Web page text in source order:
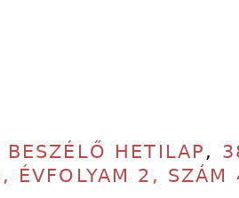
BESZÉLŐ HETILAP ,
ÉVFOLYAM 2, SZÁM